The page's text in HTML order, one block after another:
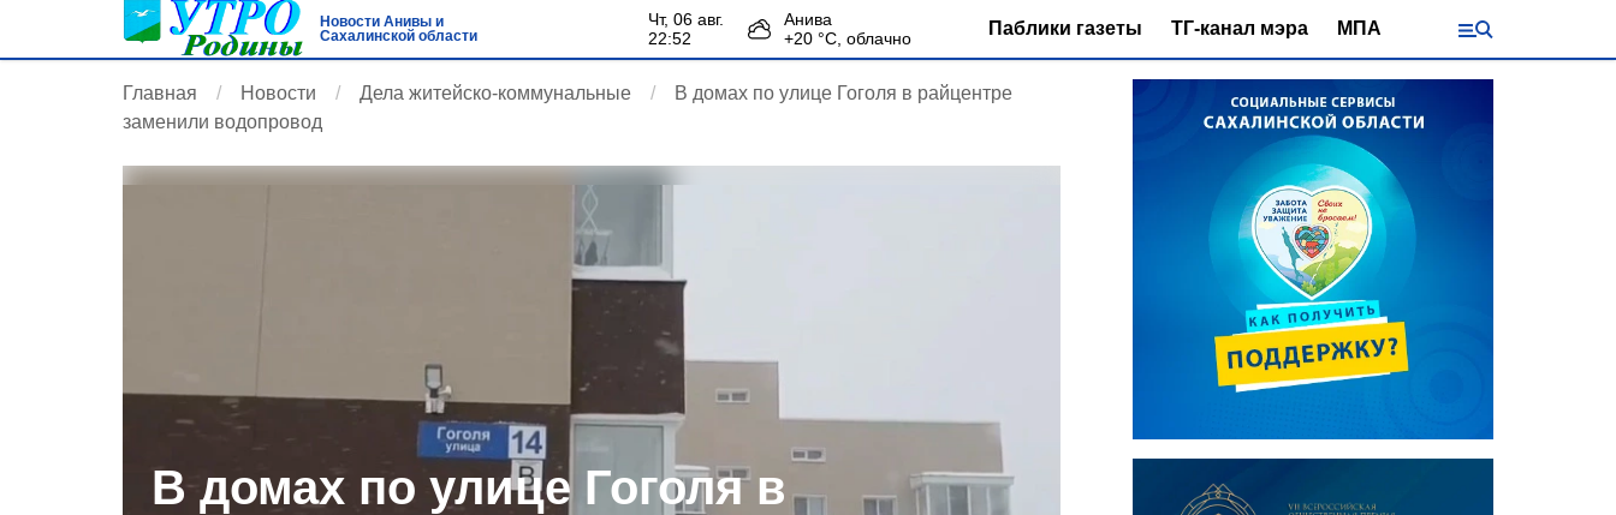
Новости Анивы и
Сахалинской области
чт, 06 авг.
22:52
Анива
+20 °С, облачно Паблики газеты ТГ-канал мэра МПА
Главная Новости Дела житейско-коммунальные
В домах по улице Гоголя в райцентре
заменили водопровод
В домах по улице Гоголя в